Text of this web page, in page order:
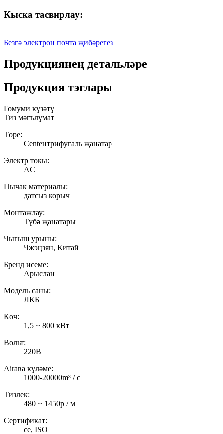
Кыска тасвирлау:
Безгә электрон почта җибәрегез
Продукциянең детальләре
Продукция тэглары
Гомуми күзәтү
Тиз мәгълүмат
Төре:
Centентрифугаль җанатар
Электр токы:
AC
Пычак материалы:
датсыз корыч
Монтажлау:
Түбә җанатары
Чыгыш урыны:
Чжэцзян, Китай
Бренд исеме:
Арыслан
Модель саны:
ЛКБ
Көч:
1,5 ~ 800 кВт
Вольт:
220В
Airава күләме:
1000-20000m³ / с
Тизлек:
480 ~ 1450р / м
Сертификат:
ce, ISO